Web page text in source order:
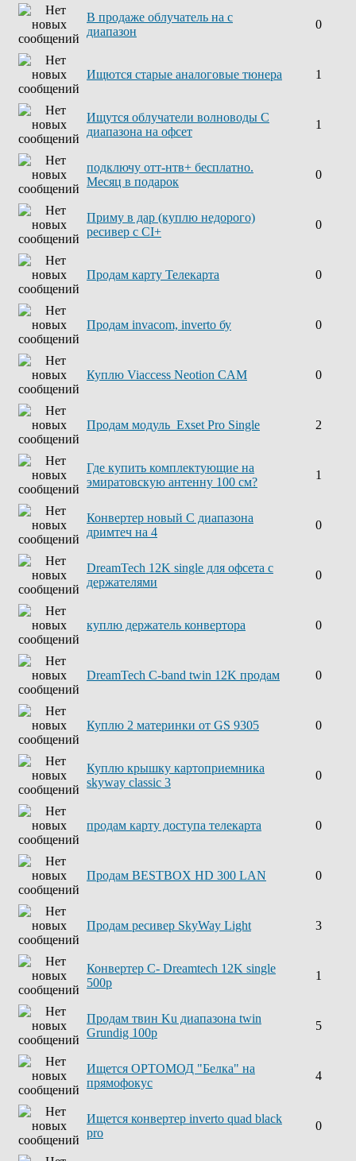
В продаже облучатель на с
диапазон
0
Ищются старые аналоговые тюнера 1
Ищутся облучатели волноводы С
диапазона на офсет
1
подключу отт-нтв+ бесплатно.
Месяц в подарок
0
Приму в дар (куплю недорого)
ресивер с CI+
0
Продам карту Телекарта 0
Продам invacom, inverto бу 0
Куплю Viaccess Neotion CAM 0
Продам модуль Exset Pro Single 2
Где купить комплектующие на
эмиратовскую антенну 100 см?
1
Конвертер новый С диапазона
дримтеч на 4
0
DreamTech 12K single для офсета с
держателями
0
куплю держатель конвертора 0
DreamTech C-band twin 12K продам 0
Куплю 2 материнки от GS 9305 0
Куплю крышку картоприемника
skyway classic 3
0
продам карту доступа телекарта 0
Продам BESTBOX HD 300 LAN 0
Продам ресивер SkyWay Light 3
Конвертер С- Dreamtech 12K single
500р
1
Продам твин Ku диапазона twin
Grundig 100р
5
Ищется ОРТОМОД "Белка" на
прямофокус
4
Ищется конвертер inverto quad black
pro
0